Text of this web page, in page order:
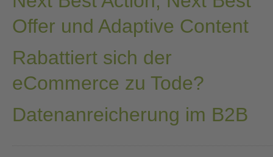
Offer und Adaptive Content
Rabattiert sich der
eCommerce zu Tode?
Datenanreicherung im B2B